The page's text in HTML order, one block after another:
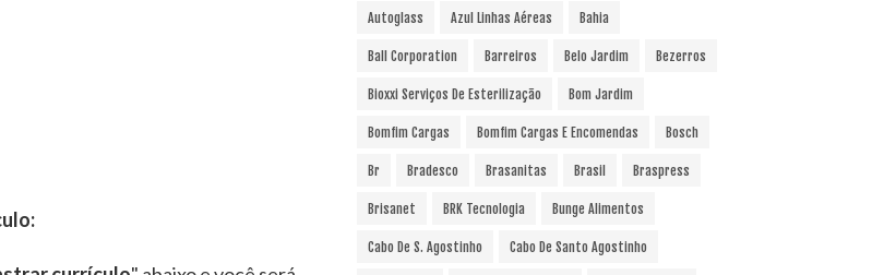
Autoglass Azul Linhas Aéreas Bahia
Ball Corporation Barreiros Belo Jardim Bezerros
Bioxxi Serviços De Esterilização Bom Jardim
Bomfim Cargas Bomfim Cargas E Encomendas Bosch
Br Bradesco Brasanitas Brasil Braspress
Brisanet BRK Tecnologia Bunge Alimentos
Cabo De S. Agostinho Cabo De Santo Agostinho